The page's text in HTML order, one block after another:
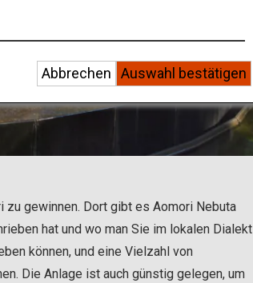
zu gewinnen. Dort gibt es Aomori Nebuta
hat und wo man Sie im lokalen Dialekt
können, und eine Vielzahl von
Die Anlage ist auch günstig gelegen, um
Auswahl bestätigen
Abbrechen